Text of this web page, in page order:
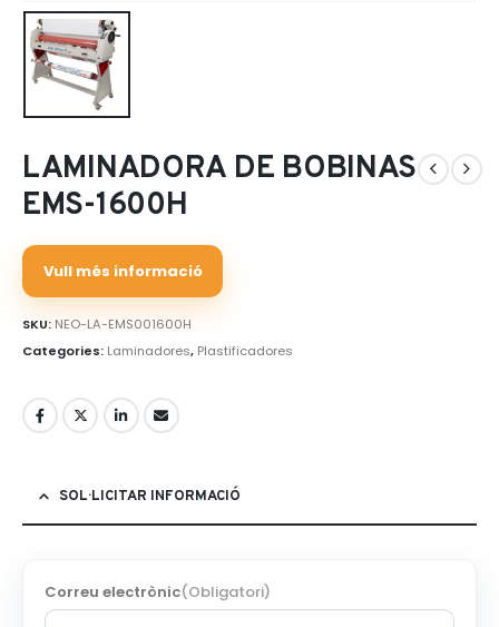
LAMINADORA DE BOBINAS
EMS-1600H
Vull més informació
SKU: NEO-LA-EMS001600H
Categories: Laminadores, Plastificadores
SOL·LICITAR INFORMACIÓ
Correu electrònic(Obligatori)